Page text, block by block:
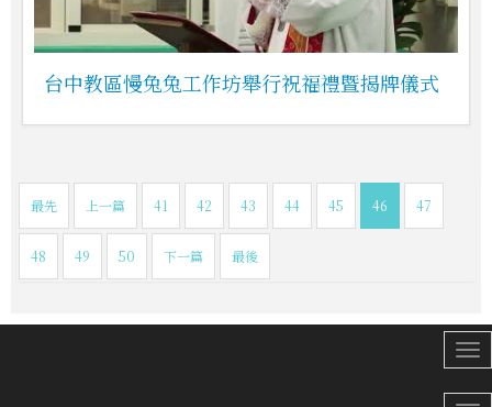
台中教區慢兔兔工作坊舉行祝福禮暨揭牌儀式
最先 上一篇 41 42 43 44 45 46 47
48 49 50 下一篇 最後